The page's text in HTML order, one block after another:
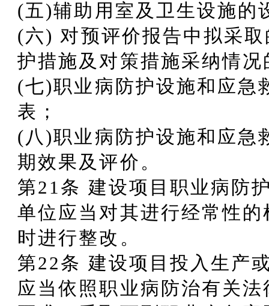
(五)辅助用室及卫生设施的
(六) 对预评价报告中拟采
护措施及对策措施采纳情
(七)职业病防护设施和应急
表；
(八)职业病防护设施和应急
期效果及评价。
第21条 建设项目职业病防
单位应当对其进行经常性
时进行整改。
第22条 建设项目投入生产
应当依照职业病防治有关